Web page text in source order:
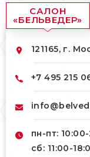
САЛОН
«БЕЛЬВЕДЕР»
121165, г.
+7 495 215
пн-пт:
сб: 11:00-